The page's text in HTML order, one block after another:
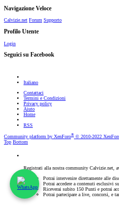
Navigazione Veloce
Calvizie.net Forum Supporto
Profilo Utente
Login
Seguici su Facebook
Italiano
Contattaci
Termini e Condizioni
Privacy policy
Aiuto
Home
RSS
Community platform by XenForo® © 2010-2022
Top Bottom
Registrati alla nostra community Calvizie.net,
Potrai intervenire direttamente alle
Potrai accedere a contenuti esclusivi
Riceverai subito 150 Punti e potrai
Potrai partecipare a live, concorsi, e